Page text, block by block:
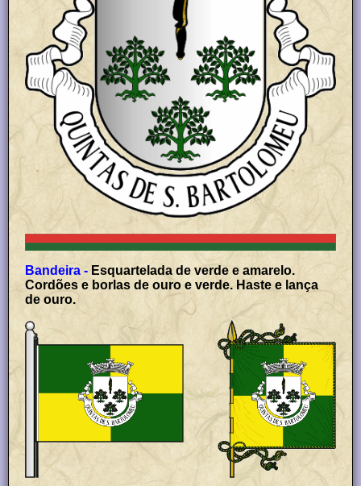
Bandeira - Esquartelada de verde e amarelo.
Cordões e borlas de ouro e verde. Haste e lança
de ouro.